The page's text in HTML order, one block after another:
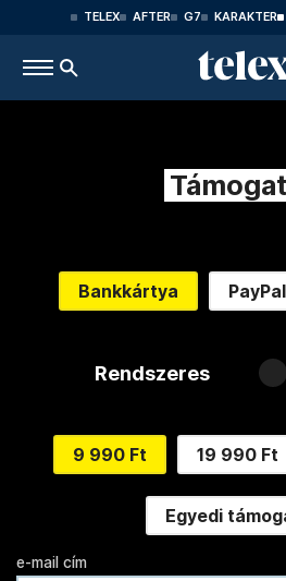
TELEX AFTER G7 KARAKTER
Bankkártya PayPal
Rendszeres
9 990 Ft 19 990 Ft
Egyedi
e-mail cím